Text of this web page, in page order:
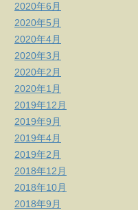
2020年6月
2020年5月
2020年4月
2020年3月
2020年2月
2020年1月
2019年12月
2019年9月
2019年4月
2019年2月
2018年12月
2018年10月
2018年9月